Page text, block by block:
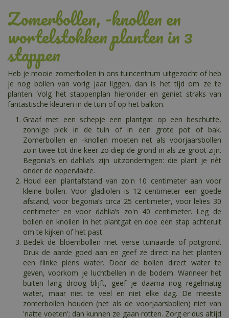
Zomerbollen, -knollen en
wortelstokken planten in 3
stappen
Heb je mooie zomerbollen in ons tuincentrum uitgezocht of heb
je nog bollen van vorig jaar liggen, dan is het tijd om ze te
planten. Volg het stappenplan hieronder en geniet straks van
fantastische kleuren in de tuin of op het balkon.
Graaf met een schepje een plantgat op een beschutte,
zonnige plek in de tuin of in een grote pot of bak.
Zomerbollen en -knollen moeten net als voorjaarsbollen
zo'n twee tot drie keer zo diep de grond in als ze groot zijn.
Begonia’s en dahlia’s zijn uitzonderingen: die plant je nèt
onder de oppervlakte.
Houd een plantafstand van zo'n 10 centimeter aan voor
kleine bollen. Voor gladiolen is 12 centimeter een goede
afstand, voor begonia’s circa 25 centimeter, voor lelies 30
centimeter en voor dahlia’s zo'n 40 centimeter. Leg de
bollen en knollen in het plantgat en doe een stap achteruit
om te kijken of het past.
Bedek de bloembollen met verse tuinaarde of potgrond.
Druk de aarde goed aan en geef ze direct na het planten
een flinke plens water. Door de bollen direct water te
geven, voorkom je luchtbellen in de bodem. Wanneer het
buiten lang droog blijft, geef je daarna nog regelmatig
water, maar niet te veel en niet elke dag. De meeste
zomerbollen houden (net als de voorjaarsbollen) niet van
'natte voeten'; dan kunnen ze gaan rotten. Zorg er dus altijd